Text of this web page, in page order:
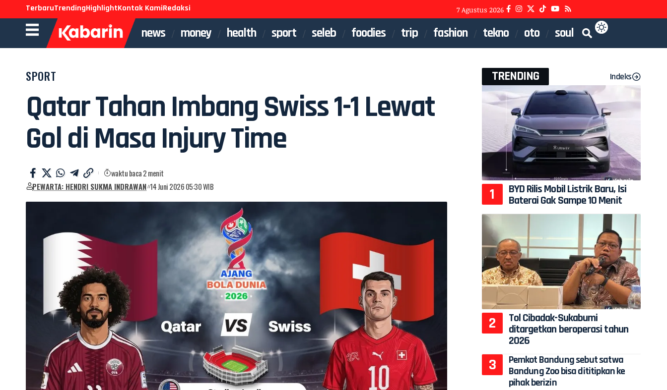
TerbaruTrendingHighlightKontak KamiRedaksi 7 Agustus 2026
news money health sport seleb foodies trip fashion tekno oto soul
SPORT
Qatar Tahan Imbang Swiss 1-1 Lewat
Gol di Masa Injury Time
PEWARTA: HENDRI SUKMA INDRAWAN 14 Juni 2026 05:30 WIB
waktu baca 2 menit
TRENDING Indeks
BYD Rilis Mobil Listrik Baru, Isi
Baterai Gak Sampe 10 Menit
Tol Cibadak-Sukabumi
ditargetkan beroperasi tahun
2026
Pemkot Bandung sebut satwa
Bandung Zoo bisa dititipkan ke
pihak berizin